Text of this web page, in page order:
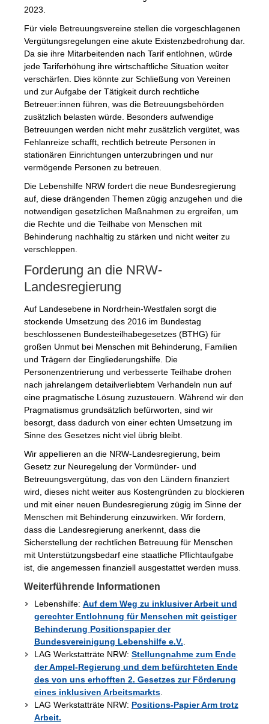
2023.
Für viele Betreuungsvereine stellen die vorgeschlagenen
Vergütungsregelungen eine akute Existenzbedrohung dar.
Da sie ihre Mitarbeitenden nach Tarif entlohnen, würde
jede Tariferhöhung ihre wirtschaftliche Situation weiter
verschärfen. Dies könnte zur Schließung von Vereinen
und zur Aufgabe der Tätigkeit durch rechtliche
Betreuer:innen führen, was die Betreuungsbehörden
zusätzlich belasten würde. Besonders aufwendige
Betreuungen werden nicht mehr zusätzlich vergütet, was
Fehlanreize schafft, rechtlich betreute Personen in
stationären Einrichtungen unterzubringen und nur
vermögende Personen zu betreuen.
Die Lebenshilfe NRW fordert die neue Bundesregierung
auf, diese drängenden Themen zügig anzugehen und die
notwendigen gesetzlichen Maßnahmen zu ergreifen, um
die Rechte und die Teilhabe von Menschen mit
Behinderung nachhaltig zu stärken und nicht weiter zu
verschleppen.
Forderung an die NRW-
Landesregierung
Auf Landesebene in Nordrhein-Westfalen sorgt die
stockende Umsetzung des 2016 im Bundestag
beschlossenen Bundesteilhabegesetzes (BTHG) für
großen Unmut bei Menschen mit Behinderung, Familien
und Trägern der Eingliederungshilfe. Die
Personenzentrierung und verbesserte Teilhabe drohen
nach jahrelangem detailverliebtem Verhandeln nun auf
eine pragmatische Lösung zuzusteuern. Während wir den
Pragmatismus grundsätzlich befürworten, sind wir
besorgt, dass dadurch von einer echten Umsetzung im
Sinne des Gesetzes nicht viel übrig bleibt.
Wir appellieren an die NRW-Landesregierung, beim
Gesetz zur Neuregelung der Vormünder- und
Betreuungsvergütung, das von den Ländern finanziert
wird, dieses nicht weiter aus Kostengründen zu blockieren
und mit einer neuen Bundesregierung zügig im Sinne der
Menschen mit Behinderung einzuwirken. Wir fordern,
dass die Landesregierung anerkennt, dass die
Sicherstellung der rechtlichen Betreuung für Menschen
mit Unterstützungsbedarf eine staatliche Pflichtaufgabe
ist, die angemessen finanziell ausgestattet werden muss.
Weiterführende Informationen
Lebenshilfe: Auf dem Weg zu inklusiver Arbeit und
gerechter Entlohnung für Menschen mit geistiger
Behinderung Positionspapier der
Bundesvereinigung Lebenshilfe e.V.
LAG Werkstatträte NRW: Stellungnahme zum Ende
der Ampel-Regierung und dem befürchteten Ende
des von uns erhofften 2. Gesetzes zur Förderung
eines inklusiven Arbeitsmarkts.
LAG Werkstatträte NRW: Positions-Papier Arm trotz
Arbeit.